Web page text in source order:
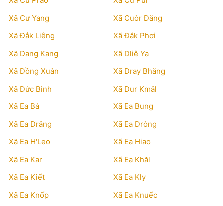
Xã Cư Yang
Xã Cuôr Đăng
Xã Đắk Liêng
Xã Đắk Phơi
Xã Dang Kang
Xã Dliê Ya
Xã Đồng Xuân
Xã Dray Bhăng
Xã Đức Bình
Xã Dur Kmăl
Xã Ea Bá
Xã Ea Bung
Xã Ea Drăng
Xã Ea Drông
Xã Ea H'Leo
Xã Ea Hiao
Xã Ea Kar
Xã Ea Khăl
Xã Ea Kiết
Xã Ea Kly
Xã Ea Knốp
Xã Ea Knuếc